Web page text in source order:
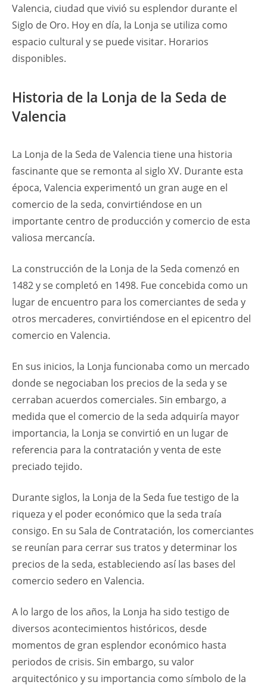
Valencia, ciudad que vivió su esplendor durante el
Siglo de Oro. Hoy en día, la Lonja se utiliza como
espacio cultural y se puede visitar. Horarios
disponibles.
Historia de la Lonja de la Seda de
Valencia
La Lonja de la Seda de Valencia tiene una historia
fascinante que se remonta al siglo XV. Durante esta
época, Valencia experimentó un gran auge en el
comercio de la seda, convirtiéndose en un
importante centro de producción y comercio de esta
valiosa mercancía.
La construcción de la Lonja de la Seda comenzó en
1482 y se completó en 1498. Fue concebida como un
lugar de encuentro para los comerciantes de seda y
otros mercaderes, convirtiéndose en el epicentro del
comercio en Valencia.
En sus inicios, la Lonja funcionaba como un mercado
donde se negociaban los precios de la seda y se
cerraban acuerdos comerciales. Sin embargo, a
medida que el comercio de la seda adquiría mayor
importancia, la Lonja se convirtió en un lugar de
referencia para la contratación y venta de este
preciado tejido.
Durante siglos, la Lonja de la Seda fue testigo de la
riqueza y el poder económico que la seda traía
consigo. En su Sala de Contratación, los comerciantes
se reunían para cerrar sus tratos y determinar los
precios de la seda, estableciendo así las bases del
comercio sedero en Valencia.
A lo largo de los años, la Lonja ha sido testigo de
diversos acontecimientos históricos, desde
momentos de gran esplendor económico hasta
periodos de crisis. Sin embargo, su valor
arquitectónico y su importancia como símbolo de la